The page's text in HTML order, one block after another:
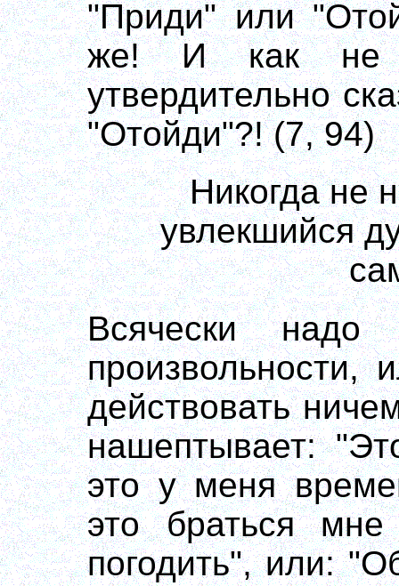
"Приди" или
же! И как не
утвердительно
"Отойди"?! (7, 94)
Никогда не
увлекшийся
Всячески надо
произвольности,
действовать
нашептывает:
это у меня
это браться
погодить", или: